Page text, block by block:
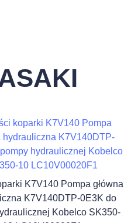
K7V140 Pompa główna
K7V140DTP-0E3K do
Kobelco SK350-